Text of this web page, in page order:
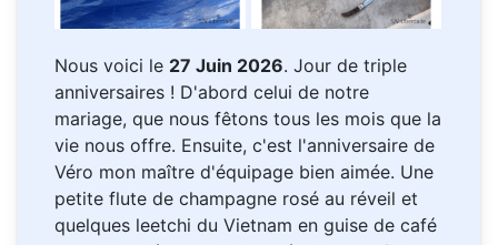
Nous voici le 27 Juin 2026. Jour de triple
anniversaires ! D'abord celui de notre
mariage, que nous fêtons tous les mois que la
vie nous offre. Ensuite, c'est l'anniversaire de
Véro mon maître d'équipage bien aimée. Une
petite flute de champagne rosé au réveil et
quelques leetchi du Vietnam en guise de café